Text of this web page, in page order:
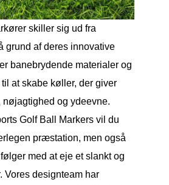
skiller sig ud fra
grund af deres innovative
banebrydende materialer og
at skabe køller, der giver
nøjagtighed og ydeevne.
Golf Ball Markers vil du
præstation, men også
med at eje et slankt og
designteam har